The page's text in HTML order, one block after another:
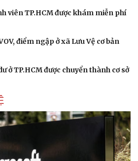
viên TP.HCM được khám miễn phí
điểm ngập ở xã Lưu Vệ cơ bản
ở TP.HCM được chuyển thành cơ sở